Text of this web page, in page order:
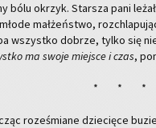
bólu okrzyk. Star­sza pani
mał­żeń­stwo,
wszyst­ko do­brze, tylko się
ma swoje miej­sce i czas,
*
ro­ze­śmia­ne dzie­cię­ce